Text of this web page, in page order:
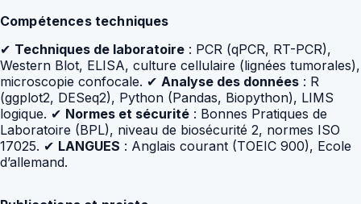
Compétences techniques
✔ Techniques de laboratoire : PCR (qPCR, RT-PCR),
Western Blot, ELISA, culture cellulaire (lignées tumorales),
microscopie confocale. ✔ Analyse des données : R
(ggplot2, DESeq2), Python (Pandas, Biopython), LIMS
logique. ✔ Normes et sécurité : Bonnes Pratiques de
Laboratoire (BPL), niveau de biosécurité 2, normes ISO
17025. ✔ LANGUES : Anglais courant (TOEIC 900), Ecole
d’allemand.